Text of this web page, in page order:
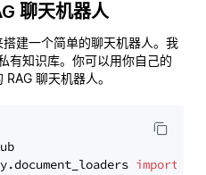
聊天机器人
建一个简单的聊天机器人。我
有知识库。你可以用你自己的
聊天机器人。
import